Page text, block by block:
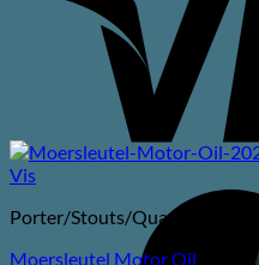
Vis
Porter/Stouts/Quadrupel
Moersleutel Motor Oil